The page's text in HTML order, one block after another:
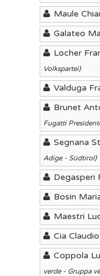
Maule
Galateo
Locher
Volkspartei)
Valduga
Brunet
Fugatti
Segnana
Adige - Südtirol)
Degasperi
Bosin
Maestri
Cia Claudio
Coppola
verde - Gruppa